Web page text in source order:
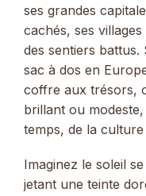
ses grandes
cachés, ses
des sentiers battus.
sac à dos en
coffre aux trésors,
brillant ou
temps, de la culture
Imaginez le soleil
jetant une teinte